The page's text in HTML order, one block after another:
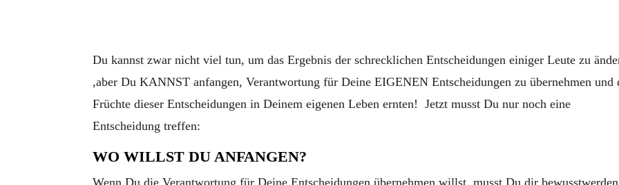
Du kannst zwar nicht viel tun, um das Ergebnis der schrecklichen Entscheidungen einiger Leute zu
,aber Du KANNST anfangen, Verantwortung für Deine EIGENEN Entscheidungen zu übernehmen und
Früchte dieser Entscheidungen in Deinem eigenen Leben ernten! Jetzt musst Du nur noch eine
Entscheidung treffen:
WO WILLST DU ANFANGEN?
Wenn Du die Verantwortung für Deine Entscheidungen übernehmen willst, musst Du dir